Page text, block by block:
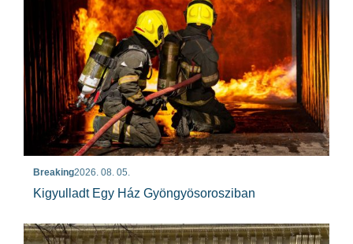
Breaking2026. 08. 05.
Kigyulladt Egy Ház Gyöngyösorosziban